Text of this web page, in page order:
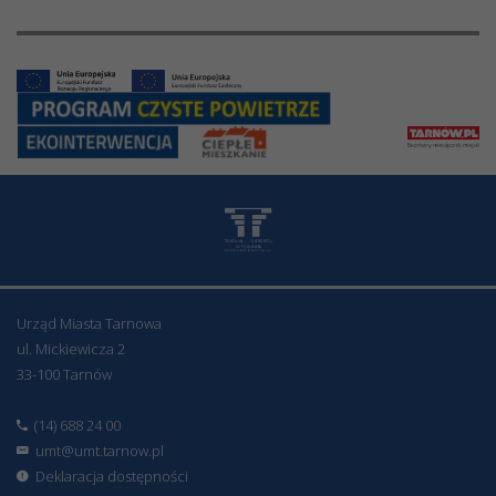
Urząd Miasta Tarnowa
ul. Mickiewicza 2
33-100 Tarnów
(14) 688 24 00
umt@umt.tarnow.pl
Deklaracja dostępności